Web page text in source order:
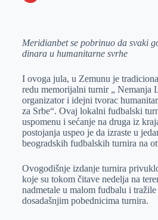
e
I
s
p
p
a
l
Meridianbet se pobrinuo da svaki
dinara u humanitarne svrhe
I ovoga jula, u Zemunu je
redu memorijalni turnir „ Nemanja
organizator i idejni tvorac
za Srbe“. Ovaj lokalni fudbalski
uspomenu i sećanje na druga iz
postojanja uspeo je da izraste u
beogradskih fudbalskih turnira na
Ovogodišnje izdanje turnira
koje su tokom čitave nedelja na
nadmetale u malom fudbalu i tražile
dosadašnjim pobednicima turnira.